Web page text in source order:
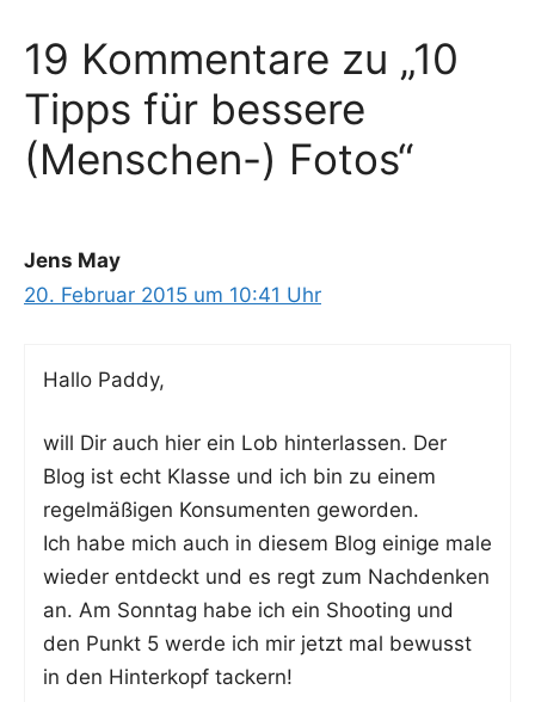
19 Kommentare zu „10
Tipps für bessere
(Menschen-) Fotos“
Jens May
20. Februar 2015 um 10:41 Uhr
Hal­lo Paddy,
will Dir auch hier ein Lob hin­ter­las­sen. Der
Blog ist echt Klas­se und ich bin zu einem
regel­mä­ßi­gen Kon­su­men­ten geworden.
Ich habe mich auch in die­sem Blog eini­ge male
wie­der ent­deckt und es regt zum Nach­den­ken
an. Am Sonn­tag habe ich ein Shoo­ting und
den Punkt 5 wer­de ich mir jetzt mal bewusst
in den Hin­ter­kopf tackern!